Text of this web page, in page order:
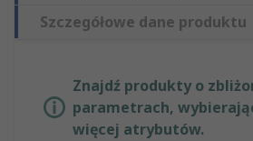
Szczegółowe dane produktu
Znajdź produkty o
parametrach,
więcej atrybutów.